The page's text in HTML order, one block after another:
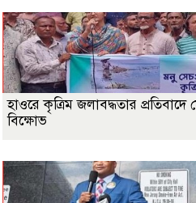
হাওরে কৃত্রিম জলাবদ্ধতার
বিক্ষোভ